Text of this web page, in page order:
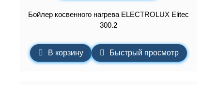
Бойлер косвенного нагрева ELECTROLUX Elitec
300.2
В корзину Быстрый просмотр